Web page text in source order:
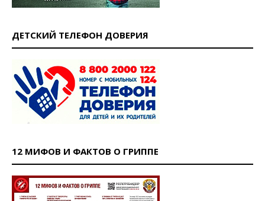
ДЕТСКИЙ ТЕЛЕФОН ДОВЕРИЯ
12 МИФОВ И ФАКТОВ О ГРИППЕ